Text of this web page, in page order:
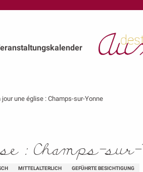
jour une église : Champs-sur-Yonne
: Champs-
MITTELALTERLICH GEFÜHRTE BESICHTIGUNG